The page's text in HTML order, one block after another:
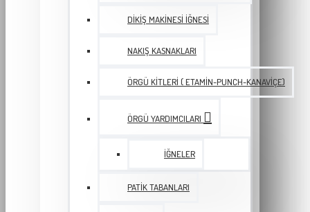
DIKIŞ MAKINESI İĞNESI
NAKIŞ KASNAKLARI
ÖRGÜ KITLERI ( ETAMIN-PUNCH-KANAVIÇE)
ÖRGÜ YARDIMCILARI
İĞNELER
PATIK TABANLARI